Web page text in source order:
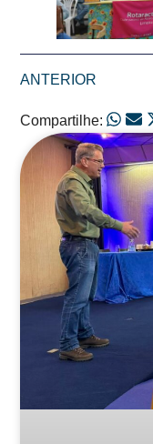
ANTERIOR
Compartilhe:
Posts